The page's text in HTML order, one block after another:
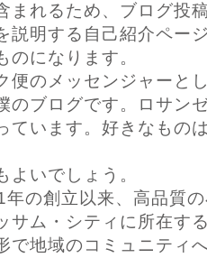
まれるため、ブログ投
説明する自己紹介ペー
になります。
便のメッセンジャーと
のブログです。ロサン
ています。好きなもの
よいでしょう。
の創立以来、高品質
サム・シティに所在す
地域のコミュニティ